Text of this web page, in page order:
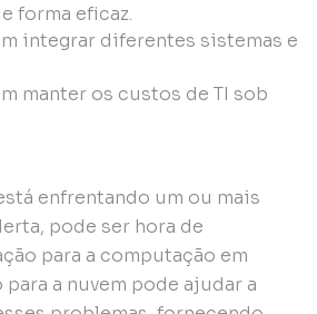
forma eficaz.
integrar diferentes sistemas e
manter os custos de TI sob
enfrentando um ou mais
pode ser hora de
para a computação em
para a nuvem pode ajudar a